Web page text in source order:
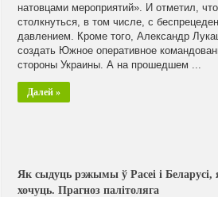
натовцами мероприятий». И отметил,
столкнуться, в том числе, с
давлением. Кроме того, Александр
создать Южное оперативное
стороны Украины. А на прошедшем ...
Далей »
Як сыдуць рэжымы ў Расеі і Беларусі,
хочуць. Прагноз палітоляга